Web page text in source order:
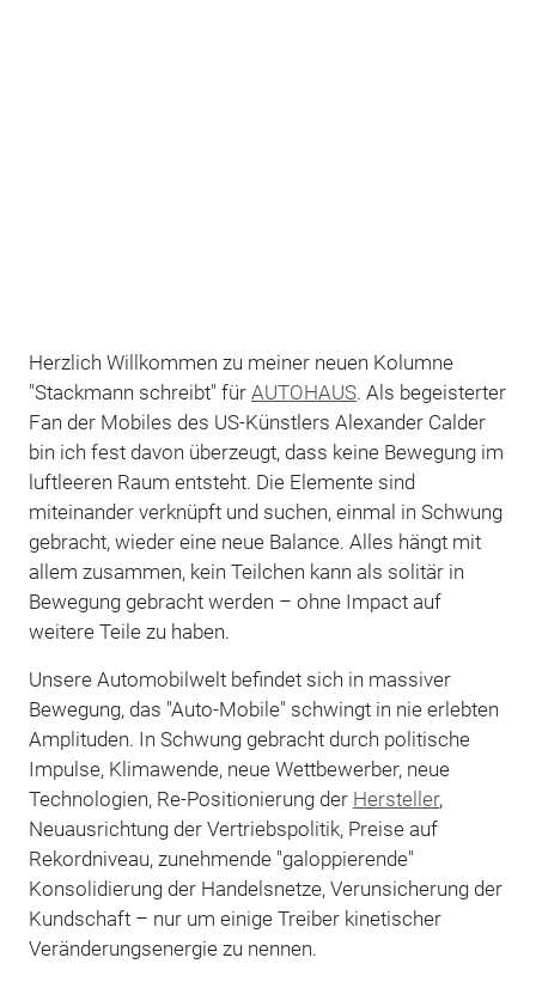
Herzlich Willkommen zu meiner neuen Kolumne
"Stackmann schreibt" für AUTOHAUS. Als begeisterter
Fan der Mobiles des US-Künstlers Alexander Calder
bin ich fest davon überzeugt, dass keine Bewegung im
luftleeren Raum entsteht. Die Elemente sind
miteinander verknüpft und suchen, einmal in Schwung
gebracht, wieder eine neue Balance. Alles hängt mit
allem zusammen, kein Teilchen kann als solitär in
Bewegung gebracht werden – ohne Impact auf
weitere Teile zu haben.
Unsere Automobilwelt befindet sich in massiver
Bewegung, das "Auto-Mobile" schwingt in nie erlebten
Amplituden. In Schwung gebracht durch politische
Impulse, Klimawende, neue Wettbewerber, neue
Technologien, Re-Positionierung der Hersteller,
Neuausrichtung der Vertriebspolitik, Preise auf
Rekordniveau, zunehmende "galoppierende"
Konsolidierung der Handelsnetze, Verunsicherung der
Kundschaft – nur um einige Treiber kinetischer
Veränderungsenergie zu nennen.